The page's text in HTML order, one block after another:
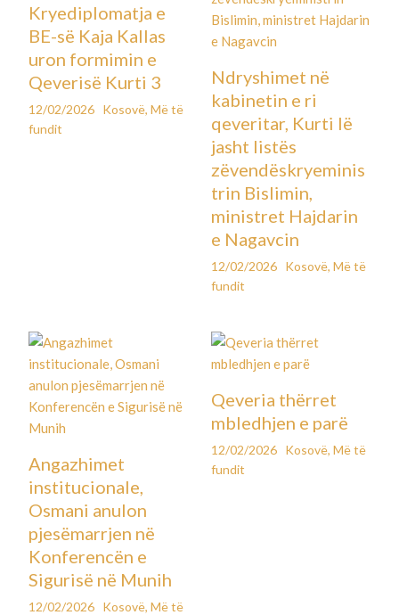
Kryediplomatja e
BE-së Kaja Kallas
uron formimin e
Qeverisë Kurti 3
12/02/2026 Kosovë,Më të
fundit
Ndryshimet në
kabinetin e ri
qeveritar, Kurti lë
jasht listës
zëvendëskryeminis
trin Bislimin,
ministret Hajdarin
e Nagavcin
12/02/2026 Kosovë, Më të
fundit
Angazhimet
institucionale,
Osmani anulon
pjesëmarrjen në
Konferencën e
Sigurisë në Munih
12/02/2026 Kosovë,Më të
Qeveria thërret
mbledhjen e parë
12/02/2026 Kosovë, Më të
fundit